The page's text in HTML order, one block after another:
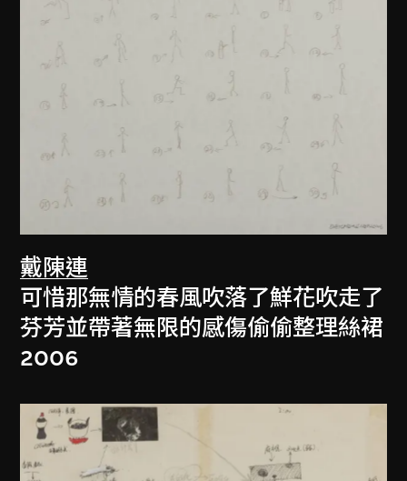
戴陳連
可惜那無情的春風吹落了鮮花吹走了
芬芳並帶著無限的感傷偷偷整理絲裙
2006